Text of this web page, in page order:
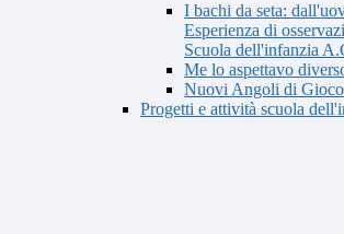
I bachi da seta:
Esperienza di
Scuola dell'infanzia
Me lo aspettavo
Nuovi Angoli di
Progetti e attività scuola